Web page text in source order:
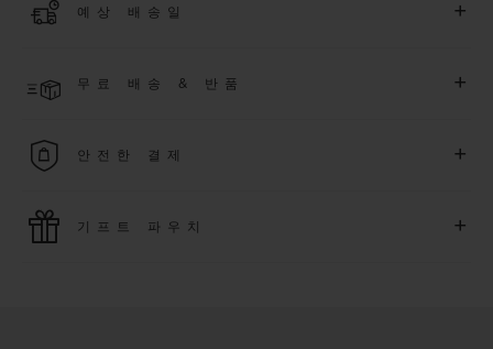
에 대해5 년 추가 워런티 혜택
또한 다양
더 알아보기
예상 배송일 +
다. *재고 상황에 따라 달라질 수 있습니다*.
무료 배송 & 반품 +
을 누려보세요
안전한 결제 +
모든 제품은 빠르고 안전하게 결제가 가능하며, 개인정보를 안
기프트 파우치 +